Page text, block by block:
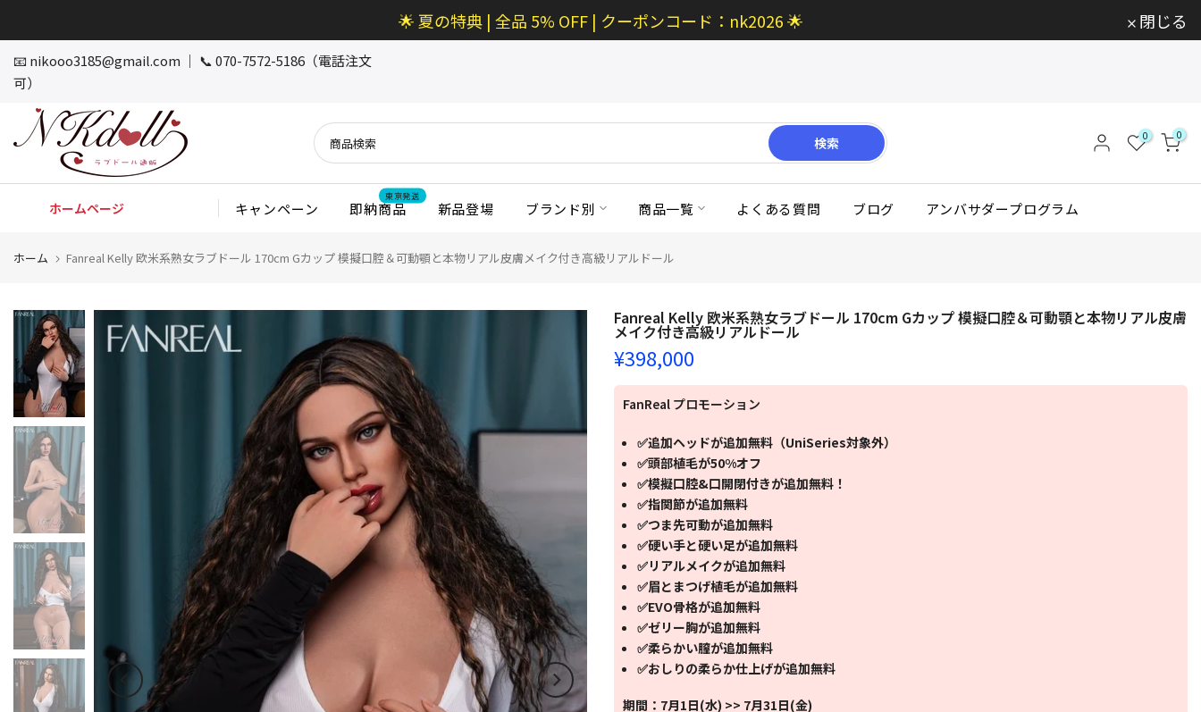
文
へ
ス
プ
🌟 夏の特典 | 全品 5% OFF | クーポンコード：nk2026 🌟 閉じる
📧 nikooo3185@gmail.com ｜ 📞 070-7572-5186（電話注文
可）
検索 0 0
ホームページ キャンペーン 即納商品
東京発送
新品登場 ブランド別 商品一覧 よくある質問 ブログ アンバサダープログラム
ホーム Fanreal Kelly 欧米系熟女ラブドール 170cm Gカップ 模擬口腔＆可動顎と本物リアル皮膚メイク付き高級リアルドール
Fanreal Kelly 欧米系熟女ラブドール 170cm Gカップ 模擬口腔＆可動顎と本物リアル皮膚
メイク付き高級リアルドール
¥398,000
FanReal プロモーション
✅追加ヘッドが追加無料（UniSeries対象外）
✅頭部植毛が50%オフ
✅模擬口腔&口開閉付きが追加無料！
✅指関節が追加無料
✅つま先可動が追加無料
✅硬い手と硬い足が追加無料
✅リアルメイクが追加無料
✅眉とまつげ植毛が追加無料
✅EVO骨格が追加無料
✅ゼリー胸が追加無料
✅柔らかい膣が追加無料
✅おしりの柔らか仕上げが追加無料
期間：7月1日(水) >> 7月31日(金)